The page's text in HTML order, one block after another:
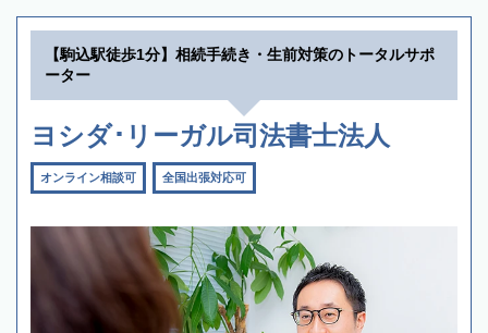
【駒込駅徒歩1分】相続手続き・生前対策のトータルサポ
ーター
ヨシダ･リーガル司法書士法人
オンライン相談可 全国出張対応可